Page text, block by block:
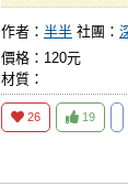
作者： 半半 社團：
價格：120元
材質：
26 19